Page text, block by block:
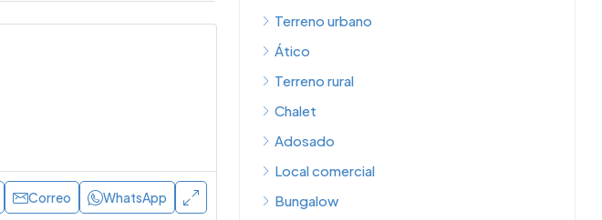
Correo WhatsApp
Terreno urbano
Ático
Terreno rural
Chalet
Adosado
Local comercial
Bungalow